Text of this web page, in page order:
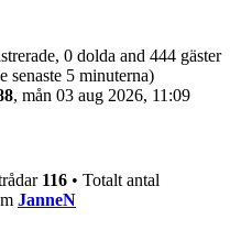
0 dolda and 444 gäster
senaste 5 minuterna)
, mån 03 aug 2026, 11:09
116 • Totalt antal
JanneN